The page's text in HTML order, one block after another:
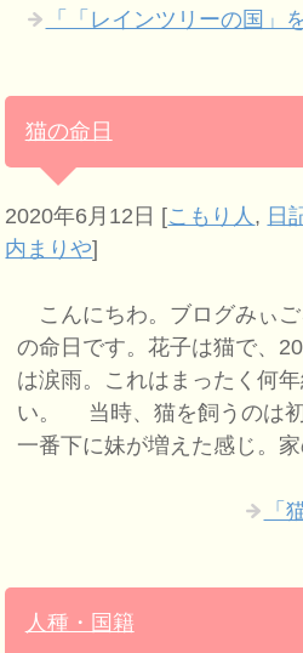
「「レインツリーの国」
猫の命日
2020年6月12日 [こもり人 , 日
内まりや]
こんにちわ。ブログみぃ
の命日です。花子は猫で、
は涙雨。これはまったく何
い。 当時、猫を飼うのは
一番下に妹が増えた感じ。家
「
人種・国籍